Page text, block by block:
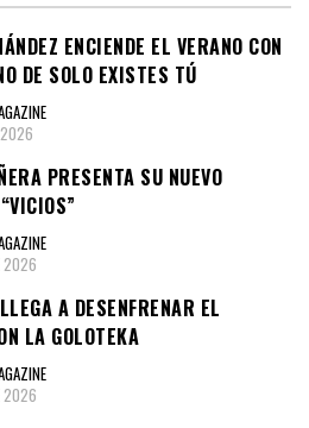
ENCIENDE EL VERANO CON
DE SOLO EXISTES TÚ
2026
PRESENTA SU NUEVO
2026
A DESENFRENAR EL
LA GOLOTEKA
2026